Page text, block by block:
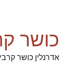
כושר
אדרנלין כושר